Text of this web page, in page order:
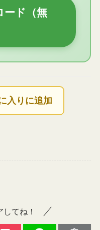
ード（無
入りに追加
てね！